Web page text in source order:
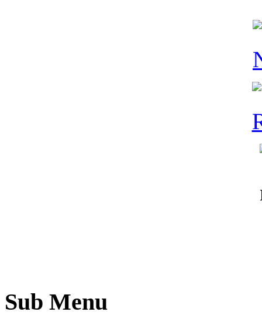
Sub Menu